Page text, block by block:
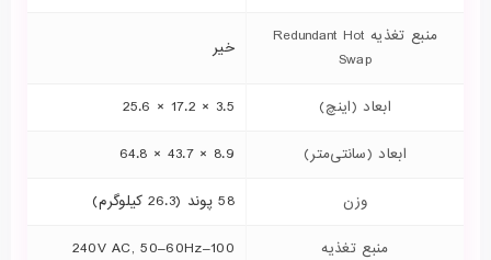
منبع تغذیه Redundant Hot
Swap
خیر
ابعاد (اینچ) 3.5 × 17.2 × 25.6
ابعاد (سانتی‌متر) 8.9 × 43.7 × 64.8
وزن 58 پوند (26.3 کیلوگرم)
منبع تغذیه 100–240V AC, 50–60Hz